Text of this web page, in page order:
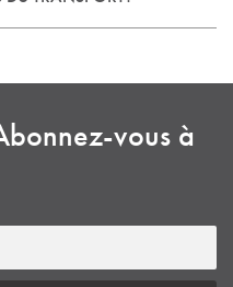
dans les véhicules.
huiles ou produits
exemple FMVSS 302, UL,
vous à